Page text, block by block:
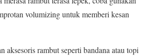
volumizing untuk memberi kesan
aksesoris rambut seperti bandana atau topi